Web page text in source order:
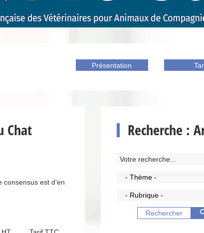
Présentation
Chat
est d’en
Recherche :
- Thème -
- Rubrique -
Rechercher